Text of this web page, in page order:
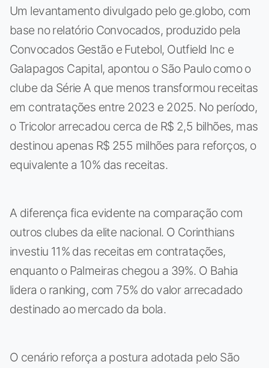
Um levantamento divulgado pelo ge.globo, com
base no relatório Convocados, produzido pela
Convocados Gestão e Futebol, Outfield Inc e
Galapagos Capital, apontou o São Paulo como o
clube da Série A que menos transformou receitas
em contratações entre 2023 e 2025. No período,
o Tricolor arrecadou cerca de R$ 2,5 bilhões, mas
destinou apenas R$ 255 milhões para reforços, o
equivalente a 10% das receitas.
A diferença fica evidente na comparação com
outros clubes da elite nacional. O Corinthians
investiu 11% das receitas em contratações,
enquanto o Palmeiras chegou a 39%. O Bahia
lidera o ranking, com 75% do valor arrecadado
destinado ao mercado da bola.
O cenário reforça a postura adotada pelo São